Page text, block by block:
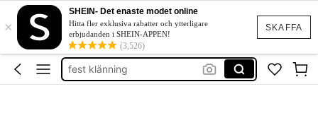
SKAFFA
×
SHEIN- Det enaste modet online
Hitta fler exklusiva rabatter och ytterligare
erbjudanden i SHEIN-APPEN!
(3,526)
bikini
klänning
kjol
fest klänning